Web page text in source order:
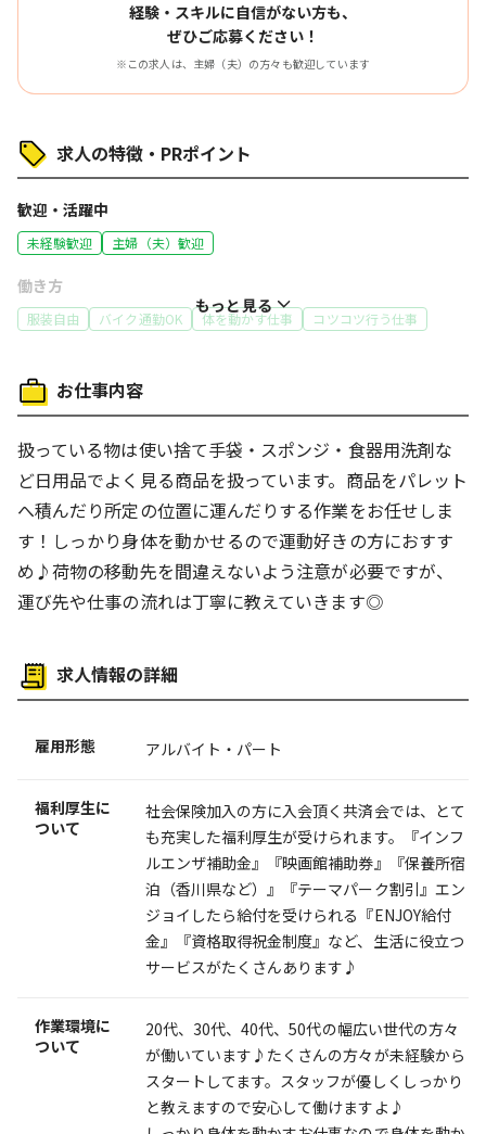
経験・スキルに自信がない方も、
ぜひご応募ください！
※この求人は、主婦（夫）の方々も歓迎しています
求人の特徴・PRポイント
歓迎・活躍中
未経験歓迎 主婦（夫）歓迎
働き方
服装自由 バイク通勤OK 体を動かす仕事 コツコツ行う仕事
日払いOK 週払いOK
もっと見る
お仕事内容
扱っている物は使い捨て手袋・スポンジ・食器用洗剤な
ど日用品でよく見る商品を扱っています。商品をパレット
へ積んだり所定の位置に運んだりする作業をお任せしま
す！しっかり身体を動かせるので運動好きの方におすす
め♪荷物の移動先を間違えないよう注意が必要ですが、
運び先や仕事の流れは丁寧に教えていきます◎
求人情報の詳細
雇用形態 アルバイト・パート
福利厚生に
ついて
社会保険加入の方に入会頂く共済会では、とて
も充実した福利厚生が受けられます。『インフ
ルエンザ補助金』『映画館補助券』『保養所宿
泊（香川県など）』『テーマパーク割引』エン
ジョイしたら給付を受けられる『ENJOY給付
金』『資格取得祝金制度』など、生活に役立つ
サービスがたくさんあります♪
作業環境に
ついて
20代、30代、40代、50代の幅広い世代の方々
が働いています♪たくさんの方々が未経験から
スタートしてます。スタッフが優しくしっかり
と教えますので安心して働けますよ♪